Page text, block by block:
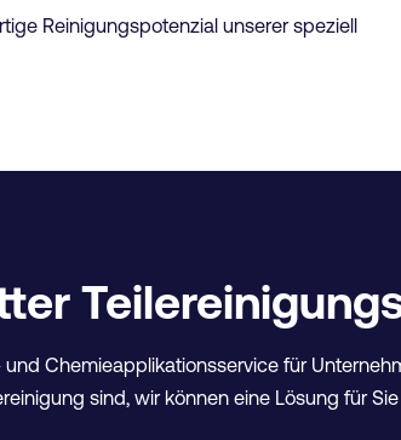
Reinigungspotenzial unserer speziell
Chemieapplikationsservice für
sind, wir können eine Lösung für